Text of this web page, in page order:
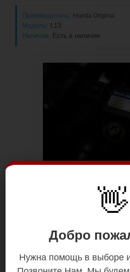
👋
Добро
Нужна помощь в выборе
Производитель: Honda Original
Модель:
L13
Наличие: Есть в наличии